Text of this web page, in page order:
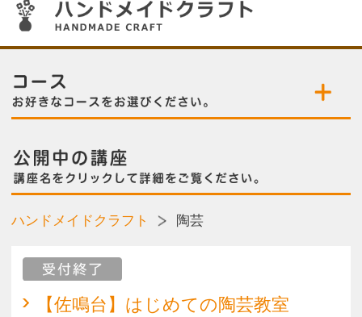
コース／お好きなコースをお選びください。
覧ください。
ハンドメイドクラフト
（118569）
08/18 火 10:00～12:00
（別途教材費2000円程度）
残席わずか
（118575）